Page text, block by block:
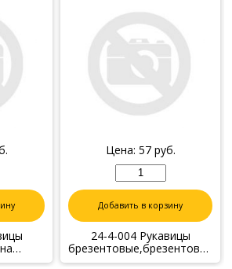
Цена: 57руб.
Добавить в корзину
24-4-004 Рукавицы
брезентовые,брезентовый
наладонник